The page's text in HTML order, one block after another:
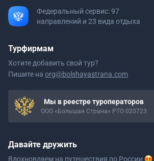
Федеральный сервис: 97
направлений и 23 вида отдыха
Турфирмам
Хотите добавить свой тур?
Пишите на org@bolshayastrana.com
Мы в реестре туроператоров
ООО «Большая Страна» РТО 020723
Давайте дружить
Вдохновляем на путешествия по России